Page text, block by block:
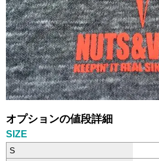
オプションの値段詳細
SIZE
S